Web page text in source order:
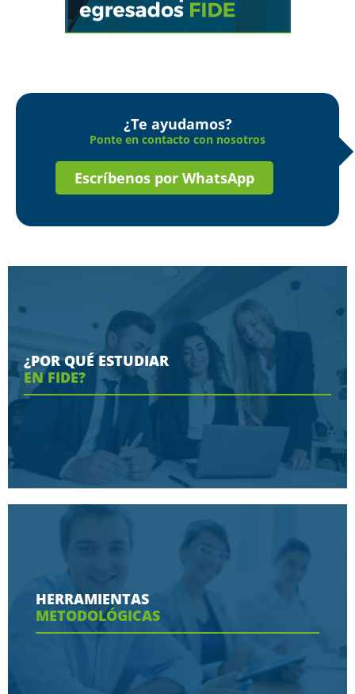
¿Te ayudamos?
Ponte en contacto con nosotros
Escríbenos por WhatsApp
¿POR QUÉ ESTUDIAR
EN FIDE?
Conoce aquí las razones porque nos eligen
Ver más
HERRAMIENTAS
METODOLÓGICAS